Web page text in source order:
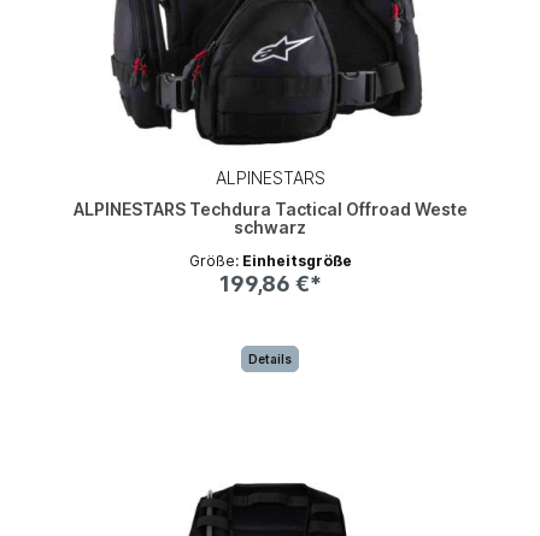
ALPINESTARS
ALPINESTARS Techdura Tactical Offroad Weste
schwarz
Größe: Einheitsgröße
199,86 €*
Details